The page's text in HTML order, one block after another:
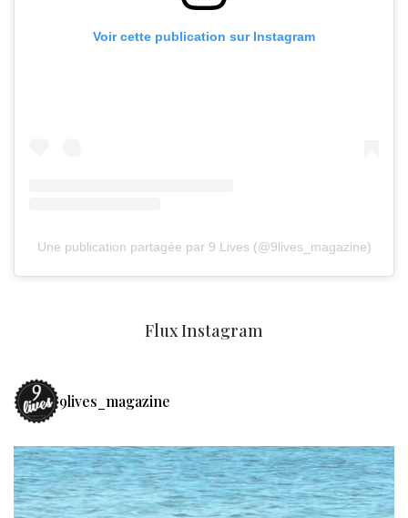
Voir cette publication sur Instagram
Une publication partagée par 9 Lives (@9lives_magazine)
Flux Instagram
9lives_magazine